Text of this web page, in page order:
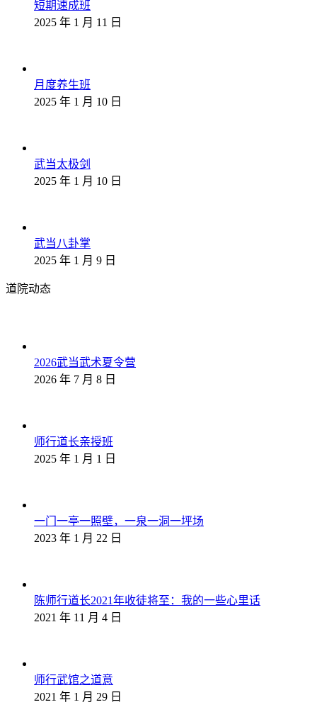
短期速成班
2025 年 1 月 11 日
月度养生班
2025 年 1 月 10 日
武当太极剑
2025 年 1 月 10 日
武当八卦掌
2025 年 1 月 9 日
道院动态
2026武当武术夏令营
2026 年 7 月 8 日
师行道长亲授班
2025 年 1 月 1 日
一门一亭一照壁，一泉一洞一坪场
2023 年 1 月 22 日
陈师行道长2021年收徒将至：我的一些心里话
2021 年 11 月 4 日
师行武馆之道意
2021 年 1 月 29 日